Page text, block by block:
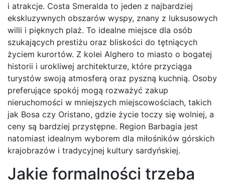
i atrakcje. Costa Smeralda to jeden z najbardziej
ekskluzywnych obszarów wyspy, znany z luksusowych
willi i pięknych plaż. To idealne miejsce dla osób
szukających prestiżu oraz bliskości do tętniących
życiem kurortów. Z kolei Alghero to miasto o bogatej
historii i urokliwej architekturze, które przyciąga
turystów swoją atmosferą oraz pyszną kuchnią. Osoby
preferujące spokój mogą rozważyć zakup
nieruchomości w mniejszych miejscowościach, takich
jak Bosa czy Oristano, gdzie życie toczy się wolniej, a
ceny są bardziej przystępne. Region Barbagia jest
natomiast idealnym wyborem dla miłośników górskich
krajobrazów i tradycyjnej kultury sardyńskiej.
Jakie formalności trzeba